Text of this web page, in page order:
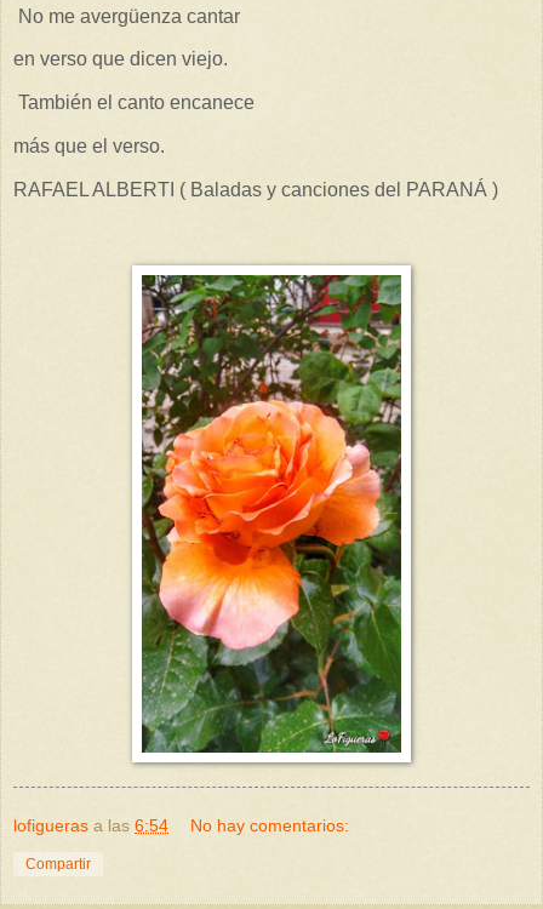
No me avergüenza cantar
en verso que dicen viejo.
También el canto encanece
más que el verso.
RAFAEL ALBERTI ( Baladas y canciones del PARANÁ )
lofigueras a las 6:54 No hay comentarios:
Compartir